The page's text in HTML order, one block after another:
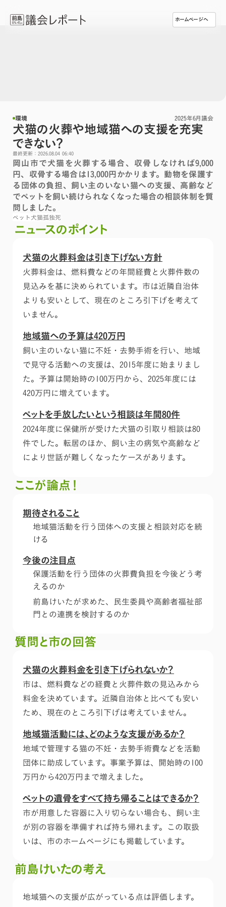
環境 2025年6月議会
犬猫の火葬や地域猫への支援を充実
できない？
最終更新：2026.08.04 06:40
岡山市で犬猫を火葬する場合、収骨しなければ9,000
円、収骨する場合は13,000円かかります。動物を保護す
る団体の負担、飼い主のいない猫への支援、高齢など
でペットを飼い続けられなくなった場合の相談体制を質
問しました。
ペット犬猫孤独死
ニュースのポイント
犬猫の火葬料金は引き下げない方針
火葬料金は、燃料費などの年間経費と火葬件数の
見込みを基に決められています。市は近隣自治体
よりも安いとして、現在のところ引下げを考えて
いません。
地域猫への予算は420万円
飼い主のいない猫に不妊・去勢手術を行い、地域
で見守る活動への支援は、2015年度に始まりまし
た。予算は開始時の100万円から、2025年度には
420万円に増えています。
ペットを手放したいという相談は年間80件
2024年度に保健所が受けた犬猫の引取り相談は80
件でした。転居のほか、飼い主の病気や高齢など
により世話が難しくなったケースがあります。
ここが論点！
期待されること
地域猫活動を行う団体への支援と相談対応を続
ける
今後の注目点
保護活動を行う団体の火葬費負担を今後どう考
えるのか
前島けいたが求めた、民生委員や高齢者福祉部
門との連携を検討するのか
質問と市の回答
犬猫の火葬料金を引き下げられないか？
市は、燃料費などの経費と火葬件数の見込みから
料金を決めています。近隣自治体と比べても安い
ため、現在のところ引下げは考えていません。
地域猫活動には、どのような支援があるか？
地域で管理する猫の不妊・去勢手術費などを活動
団体に助成しています。事業予算は、開始時の100
万円から420万円まで増えました。
ペットの遺骨をすべて持ち帰ることはできるか？
市が用意した容器に入り切らない場合も、飼い主
が別の容器を準備すれば持ち帰れます。この取扱
いは、市のホームページにも掲載しています。
前島けいたの考え
地域猫への支援が広がっている点は評価します。
ホームページへ